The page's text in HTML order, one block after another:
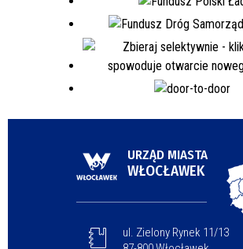
URZĄD MIASTA
WŁOCŁAWEK
ul. Zielony Rynek 11/13